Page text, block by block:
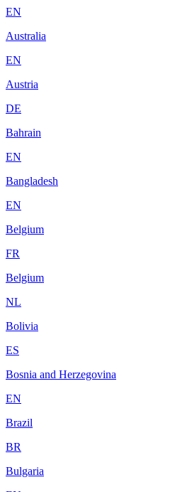
EN
Australia
EN
Austria
DE
Bahrain
EN
Bangladesh
EN
Belgium
FR
Belgium
NL
Bolivia
ES
Bosnia and Herzegovina
EN
Brazil
BR
Bulgaria